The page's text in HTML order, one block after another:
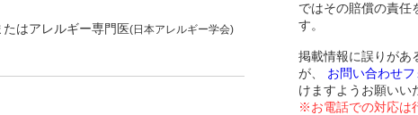
たはアレルギー専門医(日本アレルギー学会)
ではその賠償の責任
す。
掲載情報に誤りがあ
が、
お問い合わせフ
けますようお願いい
※お電話での対応は